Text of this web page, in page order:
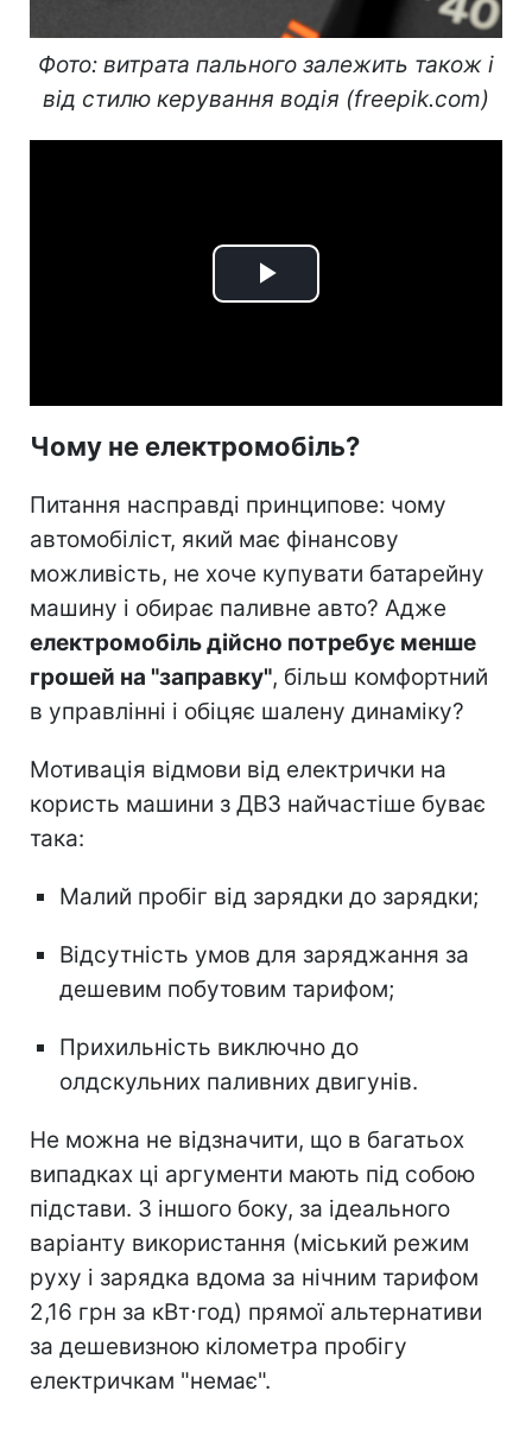
Фото: витрата пального залежить також і
від стилю керування водія (freepik.com)
Play
Чому не електромобіль?
Питання насправді принципове: чому
автомобіліст, який має фінансову
можливість, не хоче купувати батарейну
машину і обирає паливне авто? Адже
електромобіль дійсно потребує менше
грошей на "заправку", більш комфортний
в управлінні і обіцяє шалену динаміку?
Мотивація відмови від електрички на
користь машини з ДВЗ найчастіше буває
така:
Малий пробіг від зарядки до зарядки;
Відсутність умов для заряджання за
дешевим побутовим тарифом;
Прихильність виключно до
олдскульних паливних двигунів.
Не можна не відзначити, що в багатьох
випадках ці аргументи мають під собою
підстави. З іншого боку, за ідеального
варіанту використання (міський режим
руху і зарядка вдома за нічним тарифом
2,16 грн за кВт⋅год) прямої альтернативи
за дешевизною кілометра пробігу
електричкам "немає".